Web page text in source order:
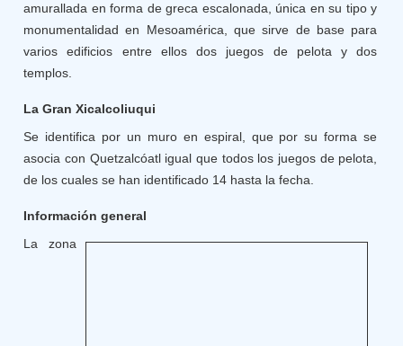
amurallada en forma de greca escalonada, única en su tipo y
monumentalidad en Mesoamérica, que sirve de base para
varios edificios entre ellos dos juegos de pelota y dos
templos.
La Gran Xicalcoliuqui
Se identifica por un muro en espiral, que por su forma se
asocia con Quetzalcóatl igual que todos los juegos de pelota,
de los cuales se han identificado 14 hasta la fecha.
Información general
La zona